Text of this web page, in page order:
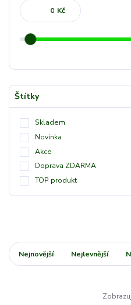
Kč
Štítky
Skladem
Novinka
Akce
Doprava ZDARMA
TOP produkt
Nejnovější Nejlevnější